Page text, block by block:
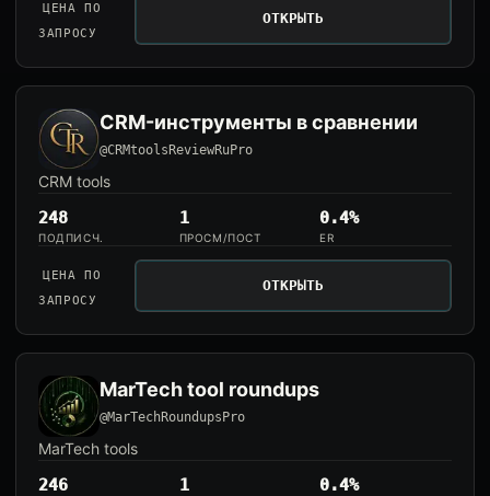
ЦЕНА ПО
ЗАПРОСУ
ОТКРЫТЬ
CRM-инструменты в сравнении
@CRMtoolsReviewRuPro
CRM tools
248
ПОДПИСЧ.
1
ПРОСМ/ПОСТ
0.4%
ER
ЦЕНА ПО
ЗАПРОСУ
ОТКРЫТЬ
MarTech tool roundups
@MarTechRoundupsPro
MarTech tools
246 1 0.4%